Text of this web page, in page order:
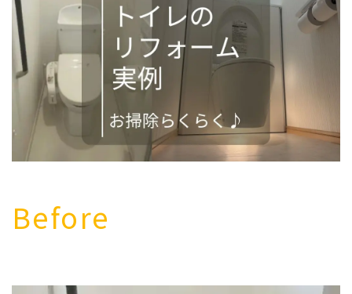
Before